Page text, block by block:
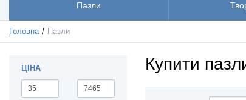
Пазли
Головна Пазли
ЦІНА Купити